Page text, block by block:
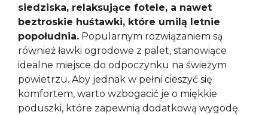
siedziska, relaksujące fotele, a nawet
beztroskie huśtawki, które umilą letnie
popołudnia. Popularnym rozwiązaniem są
również ławki ogrodowe z palet, stanowiące
idealne miejsce do odpoczynku na świeżym
powietrzu. Aby jednak w pełni cieszyć się
komfortem, warto wzbogacić je o miękkie
poduszki, które zapewnią dodatkową wygodę.